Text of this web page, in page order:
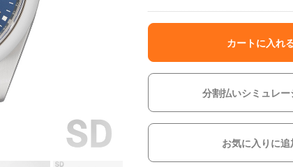
カートに入れ
分割払いシミュレー
お気に入りに追